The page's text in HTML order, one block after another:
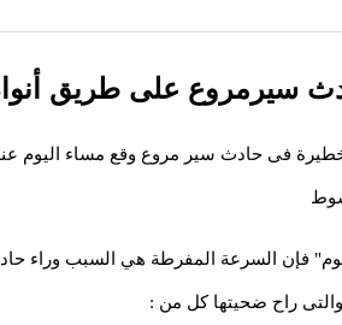
سيرمروع على طريق
فإن السرعة المفرطة هي السبب وراء
راح ضحيتها كل من :